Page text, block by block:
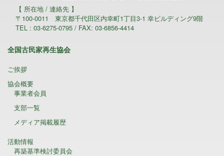
【 所在地 / 連絡先 】
〒100-0011 東京都千代田区内幸町1丁目3-1 幸ビルディング9階
TEL : 03-6275-0795 / FAX: 03-6856-4414
全国古民家再生協会
ご挨拶
協会概要
事業者会員
支部一覧
メディア掲載履歴
活動情報
再築基準検討委員会